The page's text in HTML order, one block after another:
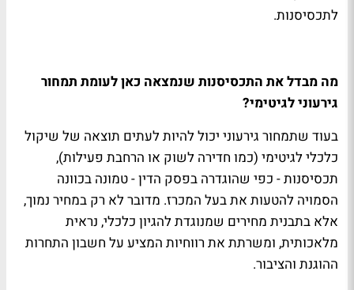
לתכסיסנות.
מה מבדל את התכסיסנות שנמצאה כאן לעומת תמחור
גירעוני לגיטימי?
בעוד שתמחור גירעוני יכול להיות לעתים תוצאה של שיקול
כלכלי לגיטימי (כמו חדירה לשוק או הרחבת פעילות),
תכסיסנות - כפי שהוגדרה בפסק הדין - טמונה בכוונה
הסמויה להטעות את בעל המכרז. מדובר לא רק במחיר נמוך,
אלא בתבנית מחירים שמנוגדת להגיון כלכלי, נראית
מלאכותית, ומשרתת את רווחיות המציע על חשבון התחרות
ההוגנת והציבור.